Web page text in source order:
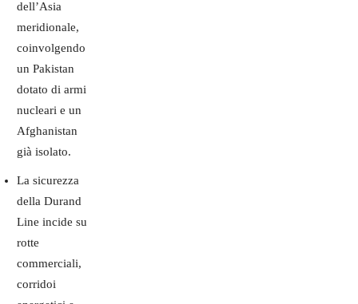
dell’Asia
meridionale,
coinvolgendo
un Pakistan
dotato di armi
nucleari e un
Afghanistan
già isolato.
La sicurezza
della Durand
Line incide su
rotte
commerciali,
corridoi